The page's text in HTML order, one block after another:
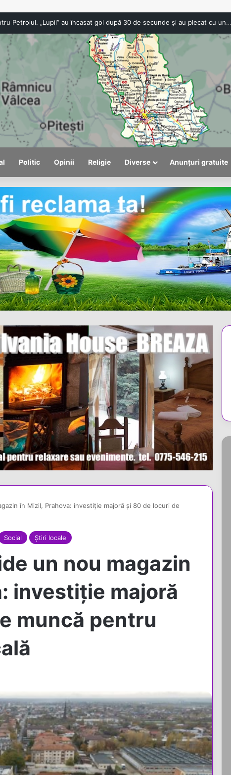
Consilier local din Ploiești, declarat incompatibil de ANI. Mandate în spitale și funcție de conducere în partid, în centrul acuzațiilor
Politic Opinii Religie Diverse Anunțuri gratuite
în Mizil, Prahova: investiție majoră și 80 de locuri de
Social Știri locale
un nou magazin
investiție majoră
muncă pentru